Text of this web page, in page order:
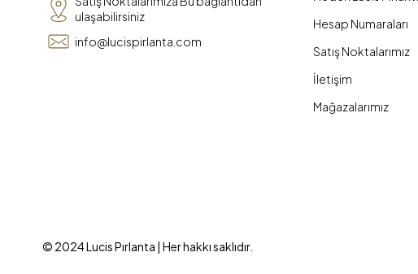
ulaşabilirsiniz
info@lucispirlanta.com
Hesap Numaraları
Satış Noktalarımız
İletişim
Mağazalarımız
© 2024 Lucis Pırlanta | Her hakkı saklıdır.